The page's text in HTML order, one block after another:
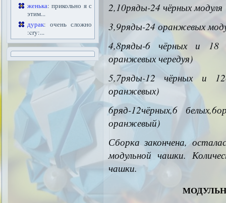
женька: прикольно я с
этим...
дурак: очень сложно
:cry:...
2,10ряды-24 чёрных модуля
3,9ряды-24 оранжевых
4,8ряды-6 чёрных и 18
оранжевых чередуя)
5,7ряды-12 чёрных и
оранжевых)
6ряд-12чёрных,6
оранжевый)
Сборка закончена,
модульной чашки.
чашки.